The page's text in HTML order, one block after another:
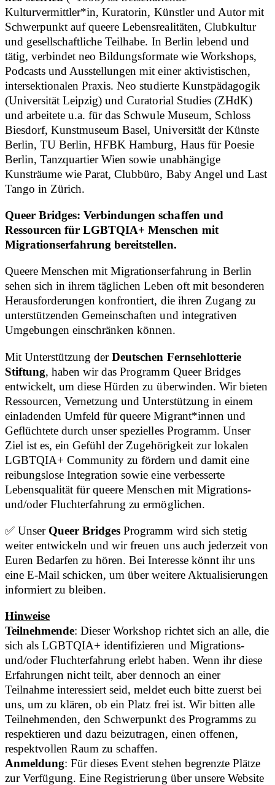
Kulturvermittler*in, Kuratorin, Künstler und Autor mit
Schwerpunkt auf queere Lebensrealitäten, Clubkultur
und gesellschaftliche Teilhabe. In Berlin lebend und
tätig, verbindet neo Bildungsformate wie Workshops,
Podcasts und Ausstellungen mit einer aktivistischen,
intersektionalen Praxis. Neo studierte Kunstpädagogik
(Universität Leipzig) und Curatorial Studies (ZHdK)
und arbeitete u.a. für das Schwule Museum, Schloss
Biesdorf, Kunstmuseum Basel, Universität der Künste
Berlin, TU Berlin, HFBK Hamburg, Haus für Poesie
Berlin, Tanzquartier Wien sowie unabhängige
Kunsträume wie Parat, Clubbüro, Baby Angel und Last
Tango in Zürich.
Queer Bridges: Verbindungen schaffen und
Ressourcen für LGBTQIA+ Menschen mit
Migrationserfahrung bereitstellen.
Queere Menschen mit Migrationserfahrung in Berlin
sehen sich in ihrem täglichen Leben oft mit besonderen
Herausforderungen konfrontiert, die ihren Zugang zu
unterstützenden Gemeinschaften und integrativen
Umgebungen einschränken können.
Mit Unterstützung derDeutschen Fernsehlotterie
Stiftung, haben wir das Programm Queer Bridges
entwickelt, um diese Hürden zu überwinden. Wir bieten
Ressourcen, Vernetzung und Unterstützung in einem
einladenden Umfeld für queere Migrant*innen und
Geflüchtete durch unser spezielles Programm. Unser
Ziel ist es, ein Gefühl der Zugehörigkeit zur lokalen
LGBTQIA+ Community zu fördern und damit eine
reibungslose Integration sowie eine verbesserte
Lebensqualität für queere Menschen mit Migrations-
und/oder Fluchterfahrung zu ermöglichen.
✅ Unser Queer Bridges Programm wird sich stetig
weiter entwickeln und wir freuen uns auch jederzeit von
Euren Bedarfen zu hören. Bei Interesse könnt ihr uns
eine E-Mail schicken, um über weitere Aktualisierungen
informiert zu bleiben.
Hinweise
Teilnehmende: Dieser Workshop richtet sich an alle, die
sich als LGBTQIA+ identifizieren und Migrations-
und/oder Fluchterfahrung erlebt haben. Wenn ihr diese
Erfahrungen nicht teilt, aber dennoch an einer
Teilnahme interessiert seid, meldet euch bitte zuerst bei
uns, um zu klären, ob ein Platz frei ist. Wir bitten alle
Teilnehmenden, den Schwerpunkt des Programms zu
respektieren und dazu beizutragen, einen offenen,
respektvollen Raum zu schaffen.
Anmeldung: Für dieses Event stehen begrenzte Plätze
zur Verfügung. Eine Registrierung über unsere Website